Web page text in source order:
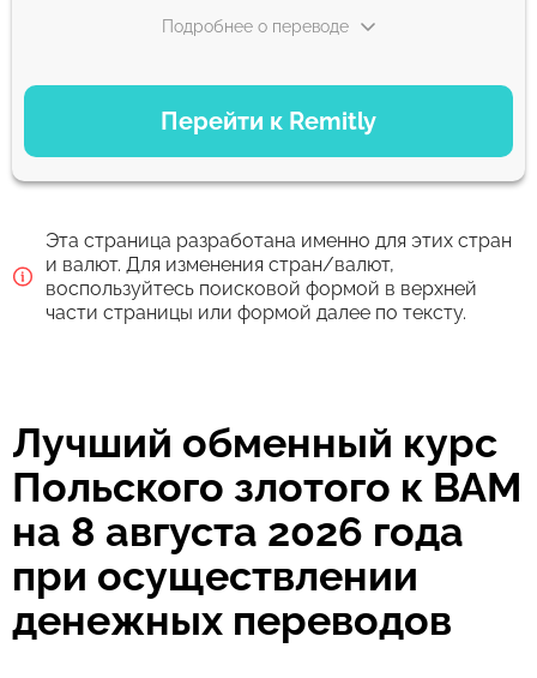
Перейти к Remitly
Подробнее о переводе
ВАРИАНТЫ ОПЛАТЫ
Экономный
44.36 BAM 5 д
Быстрый
44.36 BAM 30 мин
Эта страница разработана именно для этих стран
и валют. Для изменения стран/валют,
воспользуйтесь поисковой формой в верхней
части страницы или формой далее по тексту.
Лучший обменный курс
Польского злотого к BAM
на 8 августа 2026 года
при осуществлении
денежных переводов